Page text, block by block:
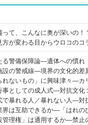
って、こんなに奥が深いの
方が変わる目からウロコのコ
る警備保障論―遺体への慣れ
設の警戒線―境界の文化的差
れないもの」に興味津々―カ
事としての成人式―対抗文化
で暴れる人／暴れない人―対
界は互助できるか―「はれの
管理権」は通用するか―禁止